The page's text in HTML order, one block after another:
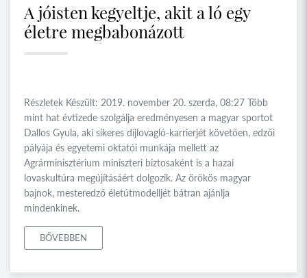
A jóisten kegyeltje, akit a ló egy
életre megbabonázott
Részletek Készült: 2019. november 20. szerda, 08:27 Több
mint hat évtizede szolgálja eredményesen a magyar sportot
Dallos Gyula, aki sikeres díjlovagló-karrierjét követően, edzői
pályája és egyetemi oktatói munkája mellett az
Agrárminisztérium miniszteri biztosaként is a hazai
lovaskultúra megújításáért dolgozik. Az örökös magyar
bajnok, mesteredző életútmodelljét bátran ajánlja
mindenkinek.
BŐVEBBEN